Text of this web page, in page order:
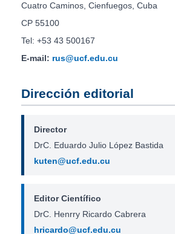
Cuatro Caminos, Cienfuegos, Cuba
CP 55100
Tel: +53 43 500167
E-mail: rus@ucf.edu.cu
Dirección editorial
Director
DrC. Eduardo Julio López Bastida
kuten@ucf.edu.cu
Editor Científico
DrC. Henrry Ricardo Cabrera
hricardo@ucf.edu.cu